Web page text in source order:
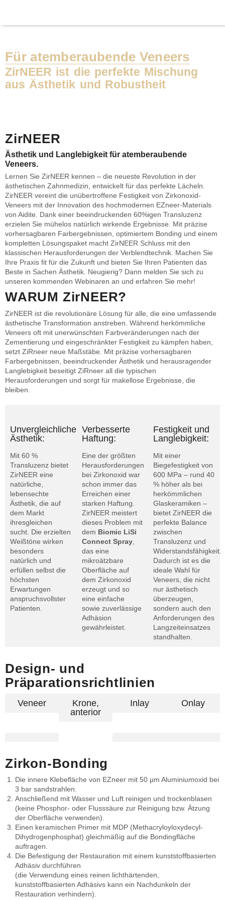
Für atemberaubende Veneers
ZirNEER ist die perfekte Mischung
aus Ästhetik und Robustheit
ZirNEER
Ästhetik und Langlebigkeit für atemberaubende
Veneers.
Lernen Sie ZirNEER kennen – die neueste Revolution in der
ästhetischen Zahnmedizin, entwickelt für das perfekte Lächeln.
ZirNEER vereint die unübertroffene Festigkeit von Zirkonoxid-
Veneers mit der Innovation des hochmodernen EZneer-Materials
von Aidite. Dank einer beeindruckenden 60%igen Transluzenz
erzielen Sie mühelos natürlich wirkende Ergebnisse. Mit präzise
vorhersagbaren Farbergebnissen, optimiertem Bonding und einem
kompletten Lösungspaket macht ZirNEER Schluss mit den
klassischen Herausforderungen der Verblendtechnik. Machen Sie
Ihre Praxis fit für die Zukunft und bieten Sie Ihren Patienten das
Beste in Sachen Ästhetik. Neugierig? Dann melden Sie sich zu
unseren kommenden Webinaren an und erfahren Sie mehr!
WARUM ZirNEER?
ZirNEER ist die revolutionäre Lösung für alle, die eine umfassende
ästhetische Transformation anstreben. Während herkömmliche
Veneers oft mit unerwünschten Farbveränderungen nach der
Zementierung und eingeschränkter Festigkeit zu kämpfen haben,
setzt ZiRneer neue Maßstäbe. Mit präzise vorhersagbaren
Farbergebnissen, beeindruckender Ästhetik und herausragender
Langlebigkeit beseitigt ZiRneer all die typischen
Herausforderungen und sorgt für makellose Ergebnisse, die
bleiben.
Unvergleichliche
Ästhetik:
Mit 60 %
Transluzenz bietet
ZirNEER eine
natürliche,
lebensechte
Ästhetik, die auf
dem Markt
ihresgleichen
sucht. Die erzielten
Weißtöne wirken
besonders
natürlich und
erfüllen selbst die
höchsten
Erwartungen
anspruchsvollster
Patienten.
Verbesserte
Haftung:
Eine der größten
Herausforderungen
bei Zirkonoxid war
schon immer das
Erreichen einer
starken Haftung.
ZirNEER meistert
dieses Problem mit
dem Biomic LiSi
Connect Spray,
das eine
mikroätzbare
Oberfläche auf
dem Zirkonoxid
erzeugt und so
eine einfache
sowie zuverlässige
Adhäsion
gewährleistet.
Festigkeit und
Langlebigkeit:​
Mit einer
Biegefestigkeit von
600 MPa – rund 40
% höher als bei
herkömmlichen
Glaskeramiken –
bietet ZirNEER die
perfekte Balance
zwischen
Transluzenz und
Widerstandsfähigkeit.
Dadurch ist es die
ideale Wahl für
Veneers, die nicht
nur ästhetisch
überzeugen,
sondern auch den
Anforderungen des
Langzeiteinsatzes
standhalten.
Design- und
Präparationsrichtlinien
Veneer
Krone,
anterior
Inlay Onlay
Zirkon-Bonding
Die innere Klebefläche von EZneer mit 50 µm Aluminiumoxid bei
3 bar sandstrahlen.
Anschließend mit Wasser und Luft reinigen und trockenblasen
(keine Phosphor- oder Flusssäure zur Reinigung bzw. Ätzung
der Oberfläche verwenden).
Einen keramischen Primer mit MDP (Methacryloyloxydecyl-
Dihydrogenphosphat) gleichmäßig auf die Bondingfläche
auftragen.
Die Befestigung der Restauration mit einem kunststoffbasierten
Adhäsiv durchführen
(die Verwendung eines reinen lichthärtenden,
kunststoffbasierten Adhäsivs kann ein Nachdunkeln der
Restauration verhindern).